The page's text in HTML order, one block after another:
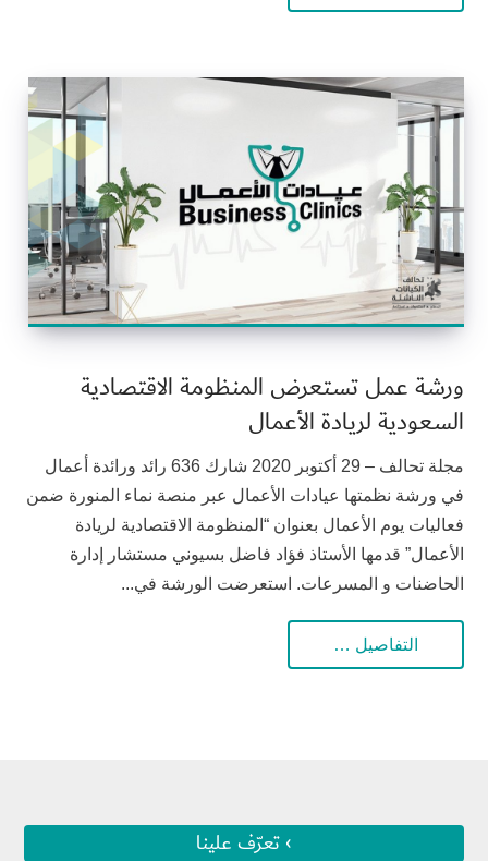
ورشة عمل تستعرض المنظومة الاقتصادية
السعودية لريادة الأعمال
مجلة تحالف – 29 أكتوبر 2020 شارك 636 رائد ورائدة أعمال
في ورشة نظمتها عيادات الأعمال عبر منصة نماء المنورة ضمن
فعاليات يوم الأعمال بعنوان “المنظومة الاقتصادية لريادة
الأعمال” قدمها الأستاذ فؤاد فاضل بسيوني مستشار إدارة
الحاضنات و المسرعات. استعرضت الورشة في...
التفاصيل …
› تعرّف علينا